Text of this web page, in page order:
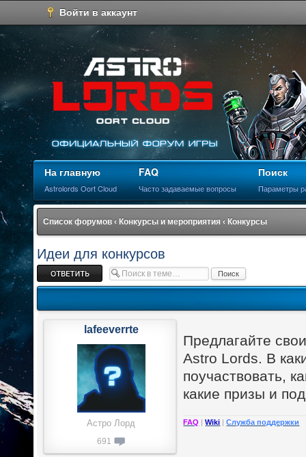
Войти в аккаунт
На главную
Astrolords Oort Cloud
FAQ
Часто задаваемые вопросы
Поиск
Параметры
Список форумов ‹ Конкурсы и мероприятия ‹ Конкурсы
Идеи для конкурсов
Ответить
Предлагайте
Astro Lords. В
поучаствовать,
какие призы и
FAQ |Wiki |Служба поддержки
lafeeverrte
Астро Лорд
691